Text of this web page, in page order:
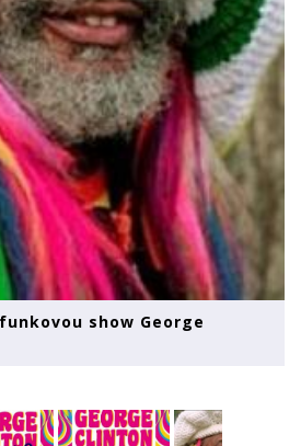
show George